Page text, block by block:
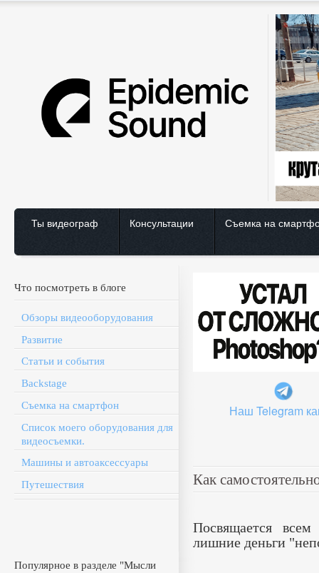
Ты видеограф Консультации Съемка на
Что посмотреть в блоге
Обзоры видеооборудования
Развитие
Статьи и события
Backstage
Съемка на смартфон
Список моего оборудования для
видеосъемки.
Машины и автоаксессуары
Путешествия
Популярное в разделе "Мысли
Наш Telegram
Как
Посвящается
лишние деньги